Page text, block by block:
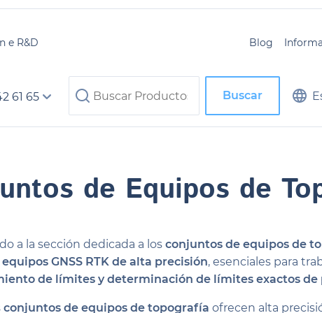
e R&D Blog
61 65 Buscar
de Equipos de
a la sección dedicada a los conjuntos de equipos de
equipos GNSS RTK de alta precisión, esenciales para
de límites y determinación de límites exactos de
conjuntos de equipos de topografía ofrecen alta